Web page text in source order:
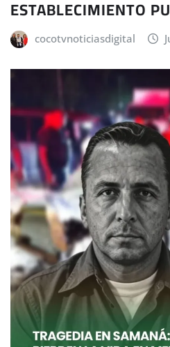
ESTABLECIMIENTO
cocotvnoticiasdigital